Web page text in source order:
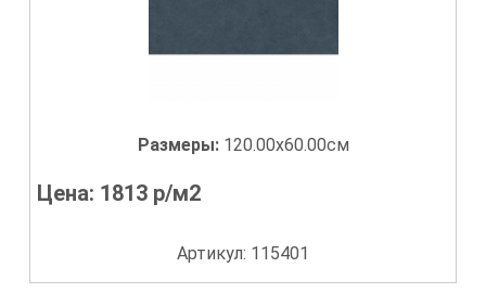
Размеры: 120.00x60.00см
Цена: 1813 р/м2
Артикул: 115401